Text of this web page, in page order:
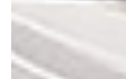
ByCM pour Les Amis de
Le repas avant le match